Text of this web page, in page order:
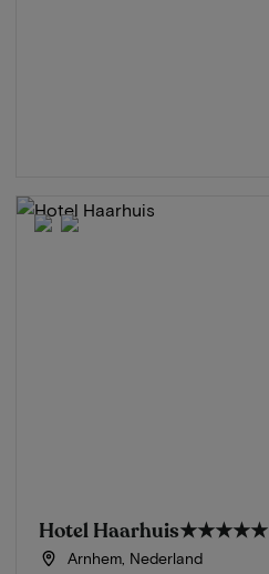
Hotel Haarhuis★★★★★
Arnhem, Nederland